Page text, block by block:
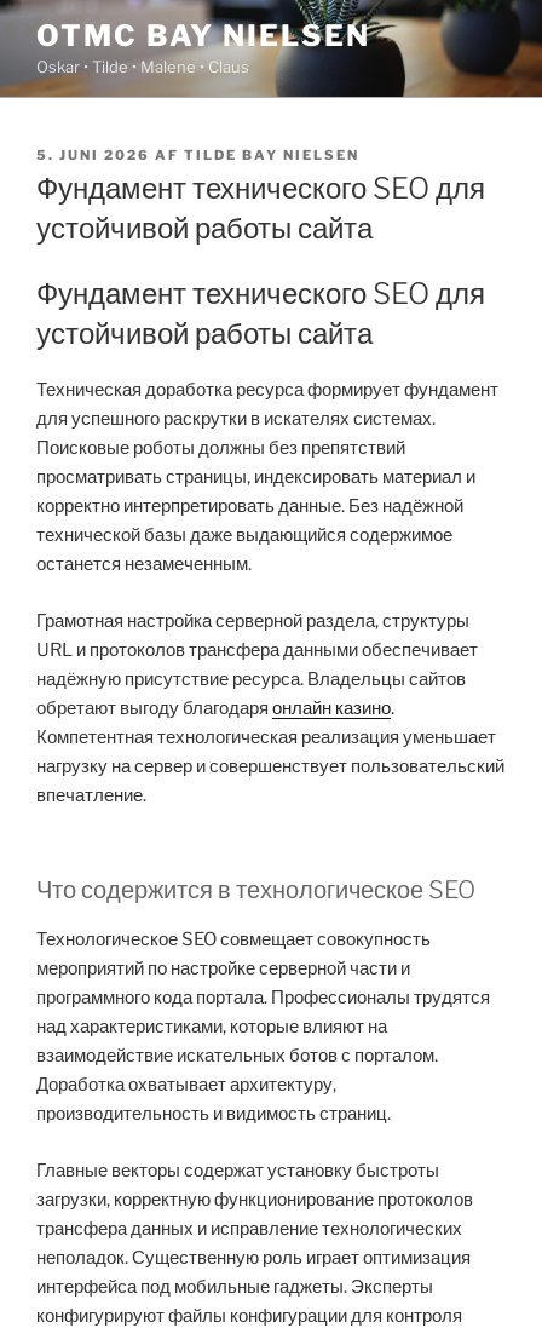
Videre
indhold
OTMC BAY NIELSEN
Oskar • Tilde • Malene • Claus
UDGIVET
DEN
5. JUNI 2026 AF TILDE BAY NIELSEN
Фундамент технического SEO для
устойчивой работы сайта
Фундамент технического SEO для
устойчивой работы сайта
Техническая доработка ресурса формирует фундамент
для успешного раскрутки в искателях системах.
Поисковые роботы должны без препятствий
просматривать страницы, индексировать материал и
корректно интерпретировать данные. Без надёжной
технической базы даже выдающийся содержимое
останется незамеченным.
Грамотная настройка серверной раздела, структуры
URL и протоколов трансфера данными обеспечивает
надёжную присутствие ресурса. Владельцы сайтов
обретают выгоду благодаря онлайн казино.
Компетентная технологическая реализация уменьшает
нагрузку на сервер и совершенствует пользовательский
впечатление.
Что содержится в технологическое SEO
Технологическое SEO совмещает совокупность
мероприятий по настройке серверной части и
программного кода портала. Профессионалы трудятся
над характеристиками, которые влияют на
взаимодействие искательных ботов с порталом.
Доработка охватывает архитектуру,
производительность и видимость страниц.
Главные векторы содержат установку быстроты
загрузки, корректную функционирование протоколов
трансфера данных и исправление технологических
неполадок. Существенную роль играет оптимизация
интерфейса под мобильные гаджеты. Эксперты
конфигурируют файлы конфигурации для контроля